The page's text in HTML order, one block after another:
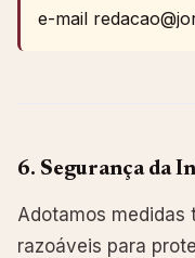
e-mail
6. Segurança da
Adotamos
razoáveis para